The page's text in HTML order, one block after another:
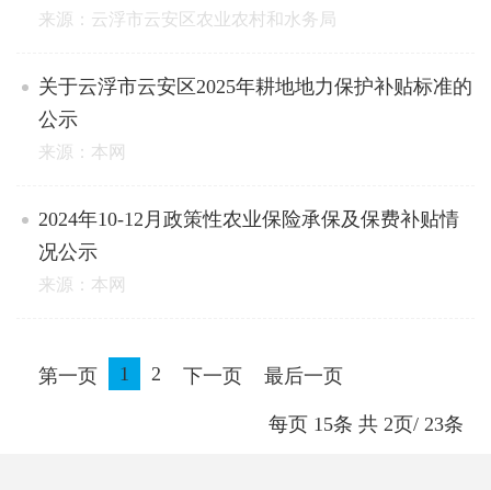
来源：云浮市云安区农业农村和水务局
关于云浮市云安区2025年耕地地力保护补贴标准的
公示
来源：本网
2024年10-12月政策性农业保险承保及保费补贴情
况公示
来源：本网
第一页 1 2 下一页 最后一页
每页 15条 共 2页/ 23条